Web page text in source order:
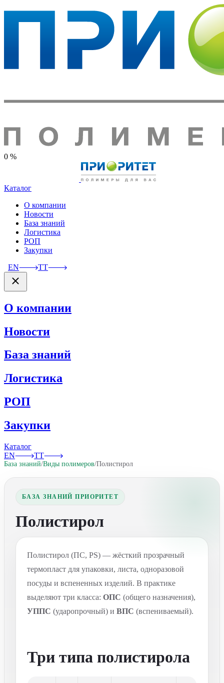
0 %
Каталог
О компании
Новости
База знаний
Логистика
РОП
Закупки
EN
TT
О компании
Новости
База знаний
Логистика
РОП
Закупки
Каталог
EN
TT
База знаний/Виды полимеров/Полистирол
БАЗА ЗНАНИЙ ПРИОРИТЕТ
Полистирол
Полистирол (ПС, PS) — жёсткий прозрачный
термопласт для упаковки, листа, одноразовой
посуды и вспененных изделий. В практике
выделяют три класса: ОПС (общего назначения),
УППС (ударопрочный) и ВПС (вспениваемый).
Три типа полистирола